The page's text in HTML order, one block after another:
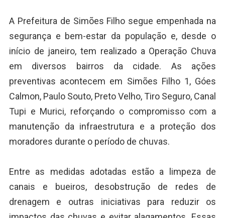
A Prefeitura de Simões Filho segue empenhada na
segurança e bem-estar da população e, desde o
início de janeiro, tem realizado a Operação Chuva
em diversos bairros da cidade. As ações
preventivas acontecem em Simões Filho 1, Góes
Calmon, Paulo Souto, Preto Velho, Tiro Seguro, Canal
Tupi e Murici, reforçando o compromisso com a
manutenção da infraestrutura e a proteção dos
moradores durante o período de chuvas.
Entre as medidas adotadas estão a limpeza de
canais e bueiros, desobstrução de redes de
drenagem e outras iniciativas para reduzir os